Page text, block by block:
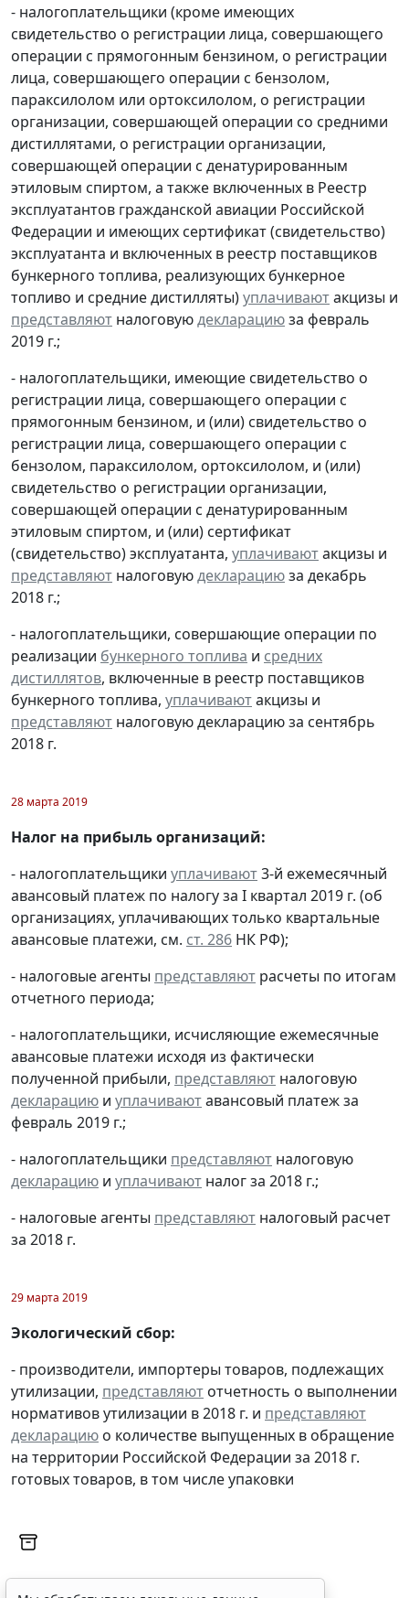
- налогоплательщики (кроме имеющих
свидетельство о регистрации лица, совершающего
операции с прямогонным бензином, о регистрации
лица, совершающего операции с бензолом,
параксилолом или ортоксилолом, о регистрации
организации, совершающей операции со средними
дистиллятами, о регистрации организации,
совершающей операции с денатурированным
этиловым спиртом, а также включенных в Реестр
эксплуатантов гражданской авиации Российской
Федерации и имеющих сертификат (свидетельство)
эксплуатанта и включенных в реестр поставщиков
бункерного топлива, реализующих бункерное
топливо и средние дистилляты)уплачиваютакцизы и
представляют налоговуюдекларациюза февраль
2019 г.;
- налогоплательщики, имеющие свидетельство о
регистрации лица, совершающего операции с
прямогонным бензином, и (или) свидетельство о
регистрации лица, совершающего операции с
бензолом, параксилолом, ортоксилолом, и (или)
свидетельство о регистрации организации,
совершающей операции с денатурированным
этиловым спиртом, и (или) сертификат
(свидетельство) эксплуатанта, уплачиваютакцизы и
представляют налоговуюдекларациюза декабрь
2018 г.;
- налогоплательщики, совершающие операции по
реализации бункерного топлива и средних
дистиллятов, включенные в реестр поставщиков
бункерного топлива, уплачиваютакцизы и
представляют налоговую декларацию за сентябрь
2018 г.
28 марта 2019
Налог на прибыль организаций:
- налогоплательщики уплачивают3-й ежемесячный
авансовый платеж по налогу за I квартал 2019 г. (об
организациях, уплачивающих только квартальные
авансовые платежи, см. ст. 286 НК РФ);
- налоговые агенты представляют расчеты по итогам
отчетного периода;
- налогоплательщики, исчисляющие ежемесячные
авансовые платежи исходя из фактически
полученной прибыли, представляют налоговую
декларацию и уплачиваютавансовый платеж за
февраль 2019 г.;
- налогоплательщики представляют налоговую
декларацию и уплачивают налог за 2018 г.;
- налоговые агенты представляют налоговый расчет
за 2018 г.
29 марта 2019
Экологический сбор:
- производители, импортеры товаров, подлежащих
утилизации, представляют отчетность о выполнении
нормативов утилизации в 2018 г. и представляют
декларацию о количестве выпущенных в обращение
на территории Российской Федерации за 2018 г.
готовых товаров, в том числе упаковки